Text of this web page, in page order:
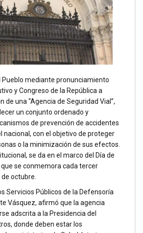
Pueblo mediante pronunciamiento
y Congreso de la República a
de una “Agencia de Seguridad Vial”,
un conjunto ordenado y
de prevención de accidentes
nacional, con el objetivo de proteger
o la minimización de sus efectos.
se da en el marco del Día de
que se conmemora cada tercer
octubre.
Servicios Públicos de la Defensoría
Vásquez, afirmó que la agencia
adscrita a la Presidencia del
donde deben estar los